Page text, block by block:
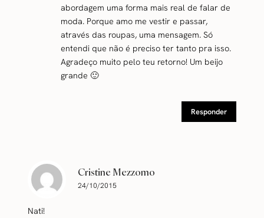
abordagem uma forma mais real de falar de
moda. Porque amo me vestir e passar,
através das roupas, uma mensagem. Só
entendi que não é preciso ter tanto pra isso.
Agradeço muito pelo teu retorno! Um beijo
grande 🙂
Responder
Cristine Mezzomo
24/10/2015
Nati!